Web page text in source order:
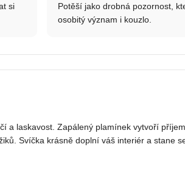
si
Potěší jako drobná pozornost,
osobitý význam i kouzlo.
a laskavost. Zapálený plamínek vytvoří
Svíčka krásně doplní váš interiér a stane